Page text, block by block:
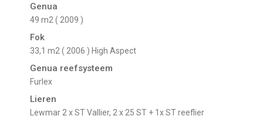
Genua
49 m2 ( 2009 )
Fok
33,1 m2 ( 2006 ) High Aspect
Genua reefsysteem
Furlex
Lieren
Lewmar 2 x ST Vallier, 2 x 25 ST + 1x ST reeflier